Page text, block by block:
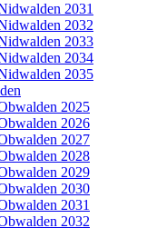
2031
2032
2033
2034
2035
2025
2026
2027
2028
2029
2030
2031
2032